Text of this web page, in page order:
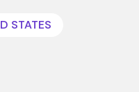
STATES